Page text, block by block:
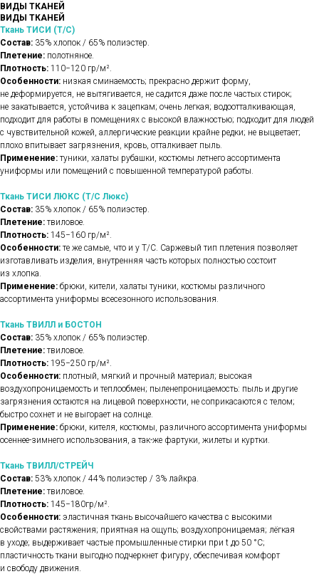
ВИДЫ ТКАНЕЙ
ВИДЫ ТКАНЕЙ
Ткань ТИСИ (Т/С)
Состав: 35% хлопок / 65% полиэстер.
Плетение: полотняное.
Плотность: 110−120 гр/м².
Особенности: низкая сминаемость; прекрасно держит форму,
не деформируется, не вытягивается, не садится даже после частых стирок;
не закатывается, устойчива к зацепкам; очень легкая; водоотталкивающая,
подходит для работы в помещениях с высокой влажностью; подходит для людей
с чувствительной кожей, аллергические реакции крайне редки; не выцветает;
плохо впитывает загрязнения, кровь, отталкивает пыль.
Применение: туники, халаты рубашки, костюмы летнего ассортимента
униформы или помещений с повышенной температурой работы.
Ткань ТИСИ ЛЮКС (Т/С Люкс)
Состав: 35% хлопок / 65% полиэстер.
Плетение: твиловое.
Плотность: 145−160 гр/м².
Особенности: те же самые, что и у Т/С. Саржевый тип плетения позволяет
изготавливать изделия, внутренняя часть которых полностью состоит
из хлопка.
Применение: брюки, кители, халаты туники, костюмы различного
ассортимента униформы всесезонного использования.
Ткань ТВИЛЛ и БОСТОН
Состав: 35% хлопок / 65% полиэстер.
Плетение: твиловое.
Плотность: 195−250 гр/м².
Особенности: плотный, мягкий и прочный материал; высокая
воздухопроницаемость и теплообмен; пыленепроницаемость: пыль и другие
загрязнения остаются на лицевой поверхности, не соприкасаются с телом;
быстро сохнет и не выгорает на солнце.
Применение: брюки, кителя, костюмы, различного ассортимента униформы
осеннее-зимнего использования, а так-же фартуки, жилеты и куртки.
Ткань ТВИЛЛ/СТРЕЙЧ
Состав: 53% хлопок / 44% полиэстер / 3% лайкра.
Плетение: твиловое.
Плотность: 145−180гр/м².
Особенности: эластичная ткань высочайшего качества с высокими
свойствами растяжения; приятная на ощупь; воздухопроницаемая; лёгкая
в уходе; выдерживает частые промышленные стирки при t до 50 °C;
пластичность ткани выгодно подчеркнет фигуру, обеспечивая комфорт
и свободу движения.